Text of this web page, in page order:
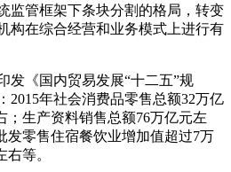
监管框架下条块分割的格局，转变
构在综合经营和业务模式上进行有
《国内贸易发展“十二五”规
2015年社会消费品零售总额32万亿
；生产资料销售总额76万亿元左
发零售住宿餐饮业增加值超过7万
等。